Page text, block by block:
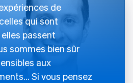
de
qui sont
passent
sommes bien sûr
aux
Si vous pensez